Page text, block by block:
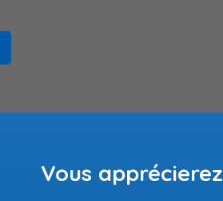
Vous apprécierez